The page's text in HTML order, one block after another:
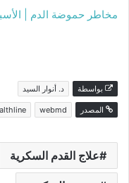
مخاطر حموضة الدم |
بواسطة د. أنوار السيد
المصدر webmd
علاج القدم السكرية